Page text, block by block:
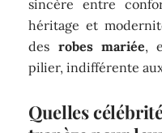
sincère entre
héritage et
des robes mariée,
pilier, indifférente
Quelles